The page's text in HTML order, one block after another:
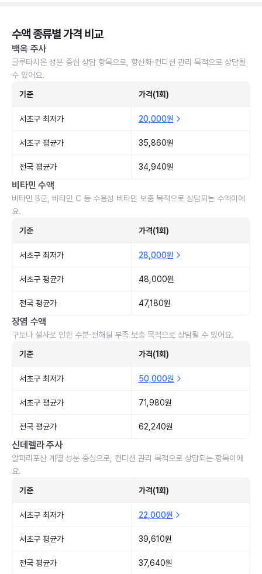
수액 종류별 가격 비교
백옥 주사
글루타치온 성분 중심 상담 항목으로, 항산화·컨디션 관리 목적으로 상담될
수 있어요.
기준 가격(1회)
서초구 최저가 20,000원
서초구 평균가 35,860원
전국 평균가 34,940원
비타민 수액
비타민 B군, 비타민 C 등 수용성 비타민 보충 목적으로 상담되는 수액이에
요.
기준 가격(1회)
서초구 최저가 28,000원
서초구 평균가 48,000원
전국 평균가 47,180원
장염 수액
구토나 설사로 인한 수분·전해질 부족 보충 목적으로 상담될 수 있어요.
기준 가격(1회)
서초구 최저가 50,000원
서초구 평균가 71,980원
전국 평균가 62,240원
신데렐라 주사
알파리포산 계열 성분 중심으로, 컨디션 관리 목적으로 상담되는 항목이에
요.
기준 가격(1회)
서초구 최저가 22,000원
서초구 평균가 39,610원
전국 평균가 37,640원